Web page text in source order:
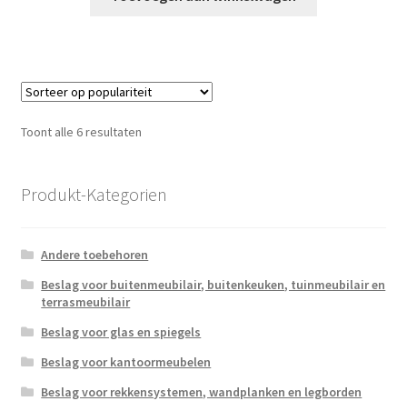
Toont alle 6 resultatenGesorteerd
Produkt-Kategorien
Andere toebehoren
Beslag voor buitenmeubilair, buitenkeuken, tuinmeubilair en
terrasmeubilair
Beslag voor glas en spiegels
Beslag voor kantoormeubelen
Beslag voor rekkensystemen, wandplanken en legborden